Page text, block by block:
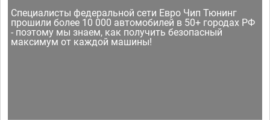
Специалисты федеральной сети Евро Чип Тюнинг
прошили более 10 000 автомобилей в 50+ городах РФ
- поэтому мы знаем, как получить безопасный
максимум от каждой машины!